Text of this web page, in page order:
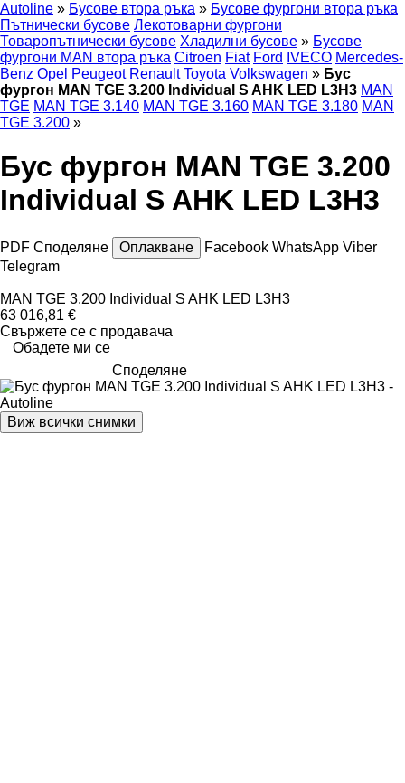
Autoline » Бусове втора ръка » Бусове фургони втора ръка
Пътнически бусове Лекотоварни фургони
Товаропътнически бусове Хладилни бусове » Бусове
фургони MAN втора ръка Citroen Fiat Ford IVECO Mercedes-
Benz Opel Peugeot Renault Toyota Volkswagen » Бус
фургон MAN TGE 3.200 Individual S AHK LED L3H3 MAN
TGE MAN TGE 3.140 MAN TGE 3.160 MAN TGE 3.180 MAN
TGE 3.200 »
Бус фургон MAN TGE 3.200
Individual S AHK LED L3H3
PDF Споделяне Оплакване Facebook WhatsApp Viber
Telegram
MAN TGE 3.200 Individual S AHK LED L3H3
63 016,81 €
Свържете се с продавача
Обадете ми се
Споделяне
Виж всички снимки